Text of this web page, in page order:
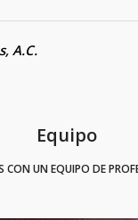
A.C.
Equipo
CON UN EQUIPO DE